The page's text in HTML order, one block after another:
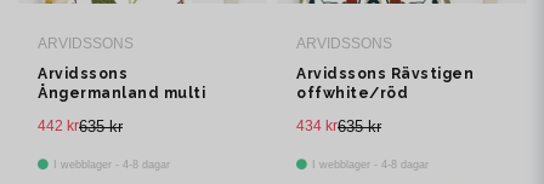
ARVIDSSONS
Arvidssons
Ångermanland multi
635 kr
442 kr
I webblager - 4-8 dagar
ARVIDSSONS
Arvidssons Rävstigen
offwhite/röd
635 kr
434 kr
I webblager - 4-8 dagar